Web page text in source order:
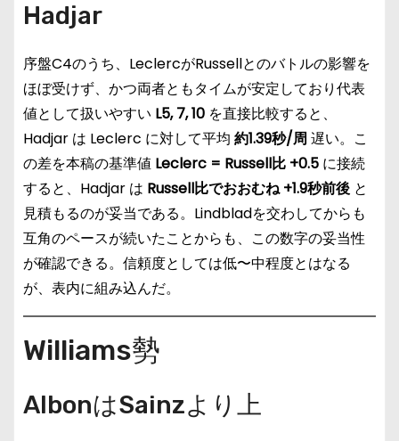
Hadjar
序盤C4のうち、LeclercがRussellとのバトルの影響を
ほぼ受けず、かつ両者ともタイムが安定しており代表
値として扱いやすい L5, 7, 10 を直接比較すると、
Hadjar は Leclerc に対して平均 約1.39秒/周 遅い。こ
の差を本稿の基準値 Leclerc = Russell比 +0.5 に接続
すると、Hadjar は Russell比でおおむね +1.9秒前後 と
見積もるのが妥当である。Lindbladを交わしてからも
互角のペースが続いたことからも、この数字の妥当性
が確認できる。信頼度としては低〜中程度とはなる
が、表内に組み込んだ。
Williams勢
AlbonはSainzより上